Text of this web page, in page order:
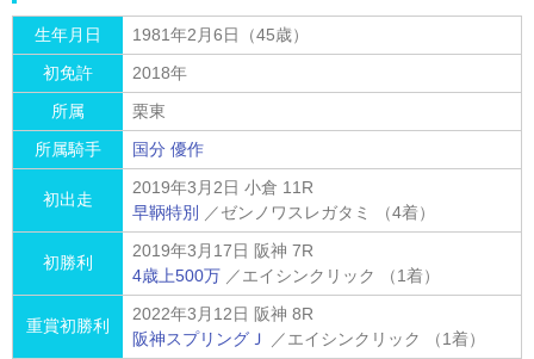
お気に入り
生年月日
1981年2月6日（45歳）
初免許
2018年
所属
栗東
所属騎手
国分 優作
初出走
2019年3月2日 小倉 11R
早鞆特別
／ゼンノワスレガタミ （4着）
初勝利
2019年3月17日 阪神 7R
4歳上500万 ／エイシンクリック （1着）
重賞初勝利
2022年3月12日 阪神 8R
阪神スプリングＪ
／エイシンクリック （1着）